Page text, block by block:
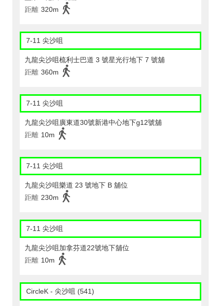
距離 320m
7-11 尖沙咀
九龍尖沙咀梳利士巴道 3 號星光行地下 7 號舖
距離 360m
7-11 尖沙咀
九龍尖沙咀廣東道30號新港中心地下g12號舖
距離 10m
7-11 尖沙咀
九龍尖沙咀樂道 23 號地下 B 舖位
距離 230m
7-11 尖沙咀
九龍尖沙咀加拿芬道22號地下舖位
距離 10m
CircleK - 尖沙咀 (541)